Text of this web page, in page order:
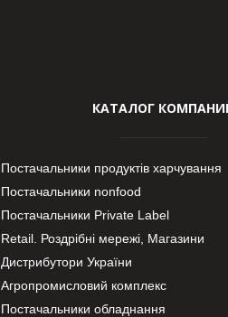
КАТАЛОГ
Постачальники продуктів харчування
Постачальники nonfood
Постачальники Private Label
Retail. Роздрібні мережі, Магазини
Дистрибутори України
Агропромисловий комплекс
Постачальники обладнання